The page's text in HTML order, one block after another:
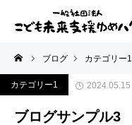
ブログ カテゴリー1
カテゴリー1 2024.05.15
ブログサンプル3